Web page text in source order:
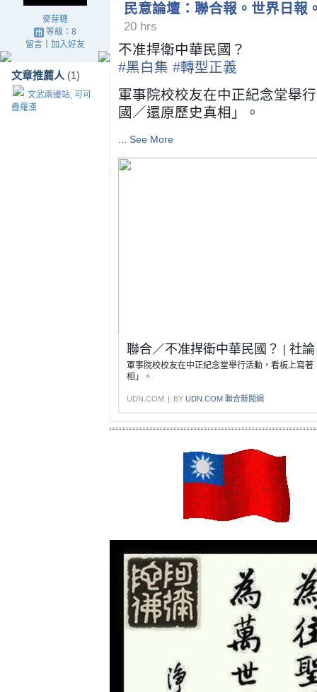
麥芽糖
等級：8
留言｜ 加入好友
文章推薦人 (1)
文武兩邊站, 可可
疊羅漢
民意論壇：聯合報。世界日報
20 hrs
不准捍衛中華民國？
#黑白集 #轉型正義
軍事院校校友在中正紀念堂舉
國／還原歷史真相」。
See More
聯合／不准捍衛中華民國？ | 社
軍事院校校友在中正紀念堂舉行活動，看板上寫
相」。
UDN.COM | BY UDN.COM 聯合新聞網